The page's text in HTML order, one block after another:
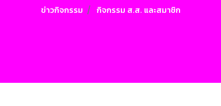
ข่าวกิจกรรม กิจกรรม ส.ส. และสมาชิก